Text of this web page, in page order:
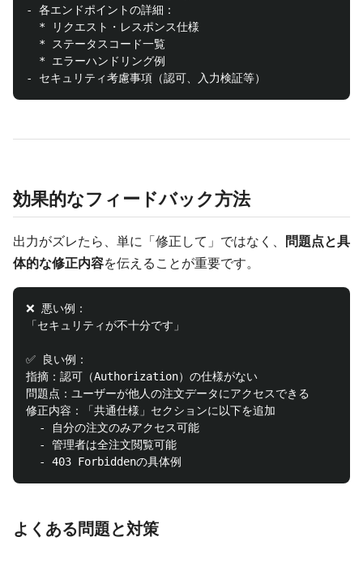
- 各エンドポイントの詳細：
  * リクエスト・レスポンス仕様
  * ステータスコード一覧
  * エラーハンドリング例
効果的なフィードバック方法
出力がズレたら、単に「修正して」ではなく、 問題点と具
体的な修正内容を伝えることが重要です。
❌ 悪い例：
「セキュリティが不十分です」
✅ 良い例：
指摘：認可（Authorization）の仕様がない
問題点：ユーザーが他人の注文データにアクセスできる
修正内容：「共通仕様」セクションに以下を追加
  - 自分の注文のみアクセス可能
  - 管理者は全注文閲覧可能
よくある問題と対策